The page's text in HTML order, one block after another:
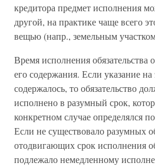
кредитора предмет исполнения
другой, на практике чаще всего
вещью (напр., земельным
Время исполнения обязательства
его содержания. Если указание на
содержалось, то обязательство
исполнено в разумный срок,
конкретном случае определялся
Если не существовало разумных
отодвигающих срок исполнения
подлежало немедленному